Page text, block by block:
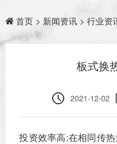
首页> 新闻资讯> 行业资
板式换
2021-12-02
投资效率高:在相同传